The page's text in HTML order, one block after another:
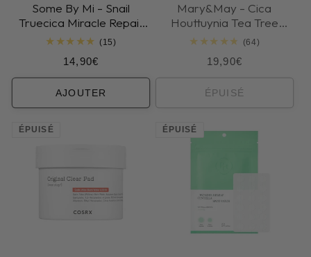
Some By Mi - Snail
Truecica Miracle Repair
Low pH Gel Cleanser
(15)15
Prix
habituel
14,90€
AJOUTER
Mary&May - Cica
Houttuynia Tea Tree
Calming Mask
(64)
Prix
19,90€
ÉPUISÉ
ÉPUISÉ ÉPUISÉ